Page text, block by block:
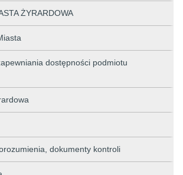
ŻYRARDOWA
dostępności podmiotu
dokumenty kontroli